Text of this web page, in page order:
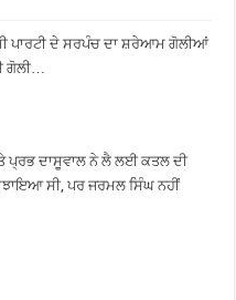
ਪਾਰਟੀ ਦੇ ਸਰਪੰਚ ਦਾ ਸ਼ਰੇਆਮ ਗੋਲੀਆਂ
ਗੋਲੀ…
ਪ੍ਰਭ ਦਾਸੂਵਾਲ ਨੇ ਲੈ ਲਈ ਕਤਲ ਦੀ
ਸੀ, ਪਰ ਜਰਮਲ ਸਿੰਘ ਨਹੀਂ